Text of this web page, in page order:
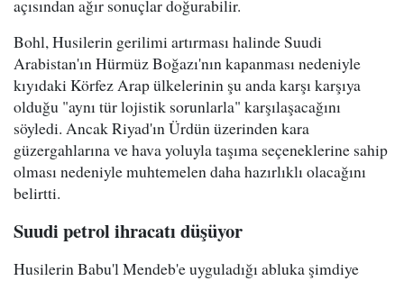
açısından ağır sonuçlar doğurabilir.
Bohl, Husilerin gerilimi artırması halinde Suudi
Arabistan'ın Hürmüz Boğazı'nın kapanması nedeniyle
kıyıdaki Körfez Arap ülkelerinin şu anda karşı karşıya
olduğu "aynı tür lojistik sorunlarla" karşılaşacağını
söyledi. Ancak Riyad'ın Ürdün üzerinden kara
güzergahlarına ve hava yoluyla taşıma seçeneklerine sahip
olması nedeniyle muhtemelen daha hazırlıklı olacağını
belirtti.
Suudi petrol ihracatı düşüyor
Husilerin Babu'l Mendeb'e uyguladığı abluka şimdiye